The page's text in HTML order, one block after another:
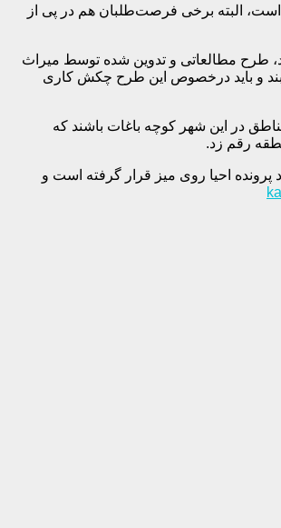
اخیر از بین رفته است، البته برخی فرصت‌طلبان هم در پی از
طرح مطالعاتی و تدوین شده توسط میراث
و باید درخصوص این طرح چکش کاری
در این شهر کوچه باغات باشند که
رقم زد.
احیا روی میز قرار گرفته است و